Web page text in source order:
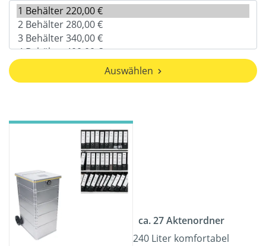
Auswählen
ca. 27 Aktenordner
240 Liter komfortabel